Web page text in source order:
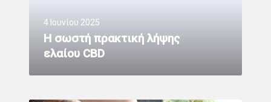
4 Ιουνίου 2025
H σωστή πρακτική λήψης
ελαίου CBD